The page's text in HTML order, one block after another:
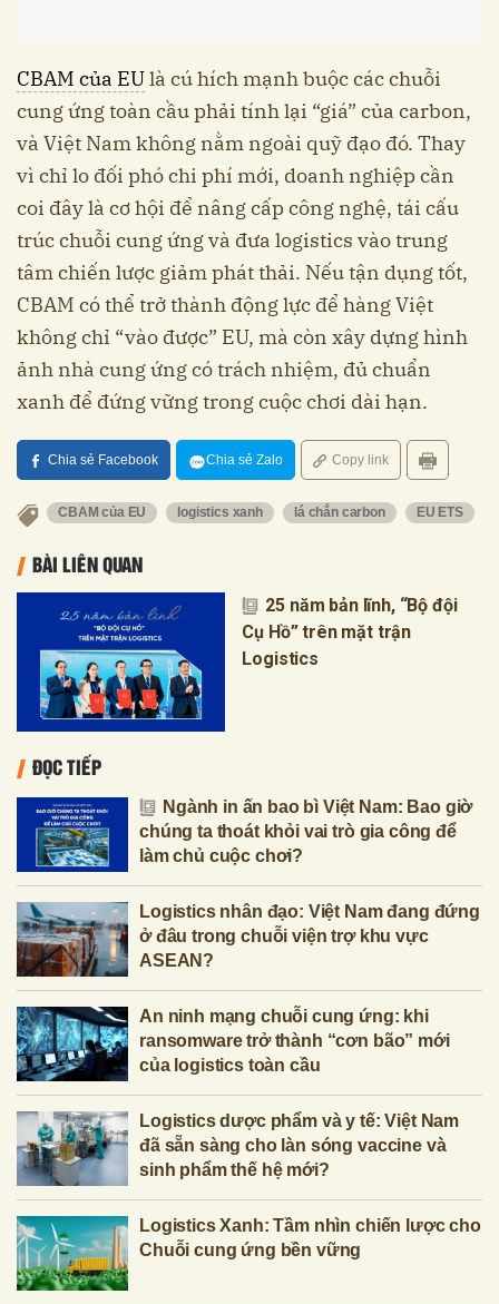
CBAM của EUlà cú hích mạnh buộc các chuỗi
cung ứng toàn cầu phải tính lại “giá” của carbon,
và Việt Nam không nằm ngoài quỹ đạo đó. Thay
vì chỉ lo đối phó chi phí mới, doanh nghiệp cần
coi đây là cơ hội để nâng cấp công nghệ, tái cấu
trúc chuỗi cung ứng và đưa logistics vào trung
tâm chiến lược giảm phát thải. Nếu tận dụng tốt,
CBAM có thể trở thành động lực để hàng Việt
không chỉ “vào được” EU, mà còn xây dựng hình
ảnh nhà cung ứng có trách nhiệm, đủ chuẩn
xanh để đứng vững trong cuộc chơi dài hạn.
Chia sẻ Facebook Chia sẻ Zalo Copy link
CBAM của EU logistics xanh lá chắn carbon EU ETS
BÀI LIÊN QUAN
25 năm bản lĩnh, “Bộ đội
Cụ Hồ” trên mặt trận
Logistics
ĐỌC TIẾP
Ngành in ấn bao bì Việt Nam: Bao giờ
chúng ta thoát khỏi vai trò gia công để
làm chủ cuộc chơi?
Logistics nhân đạo: Việt Nam đang đứng
ở đâu trong chuỗi viện trợ khu vực
ASEAN?
An ninh mạng chuỗi cung ứng: khi
ransomware trở thành “cơn bão” mới
của logistics toàn cầu
Logistics dược phẩm và y tế: Việt Nam
đã sẵn sàng cho làn sóng vaccine và
sinh phẩm thế hệ mới?
Logistics Xanh: Tầm nhìn chiến lược cho
Chuỗi cung ứng bền vững